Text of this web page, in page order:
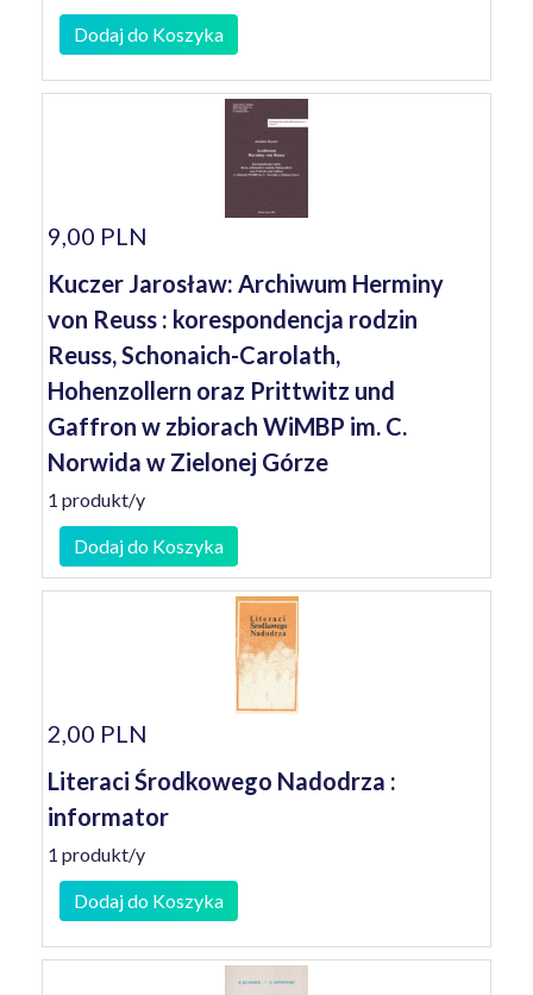
Dodaj do Koszyka
9,00 PLN
Kuczer Jarosław: Archiwum Herminy
von Reuss : korespondencja rodzin
Reuss, Schonaich-Carolath,
Hohenzollern oraz Prittwitz und
Gaffron w zbiorach WiMBP im. C.
Norwida w Zielonej Górze
1 produkt/y
Dodaj do Koszyka
2,00 PLN
Literaci Środkowego Nadodrza :
informator
1 produkt/y
Dodaj do Koszyka